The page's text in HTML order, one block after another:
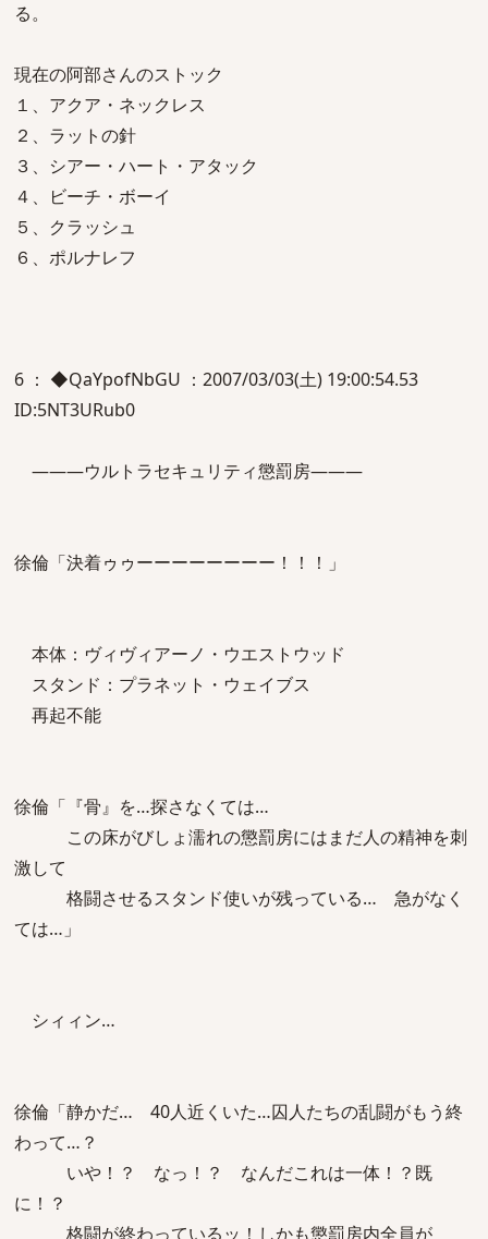
る。
現在の阿部さんのストック
１、アクア・ネックレス
２、ラットの針
３、シアー・ハート・アタック
４、ビーチ・ボーイ
５、クラッシュ
６、ポルナレフ
6 ： ◆QaYpofNbGU ：2007/03/03(土) 19:00:54.53
ID:5NT3URub0
―――ウルトラセキュリティ懲罰房―――
徐倫「決着ゥゥーーーーーーーー！！！」
本体：ヴィヴィアーノ・ウエストウッド
スタンド：プラネット・ウェイブス
再起不能
徐倫「『骨』を…探さなくては…
この床がびしょ濡れの懲罰房にはまだ人の精神を刺
激して
格闘させるスタンド使いが残っている… 急がなく
ては…」
シィィン…
徐倫「静かだ… 40人近くいた…囚人たちの乱闘がもう終
わって…？
いや！？ なっ！？ なんだこれは一体！？既
に！？
格闘が終わっているッ！しかも懲罰房内全員が